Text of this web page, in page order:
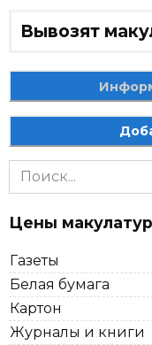
Вывозят
Search
for:
Цены
Газеты
Белая бумага
Картон
Журналы и книги